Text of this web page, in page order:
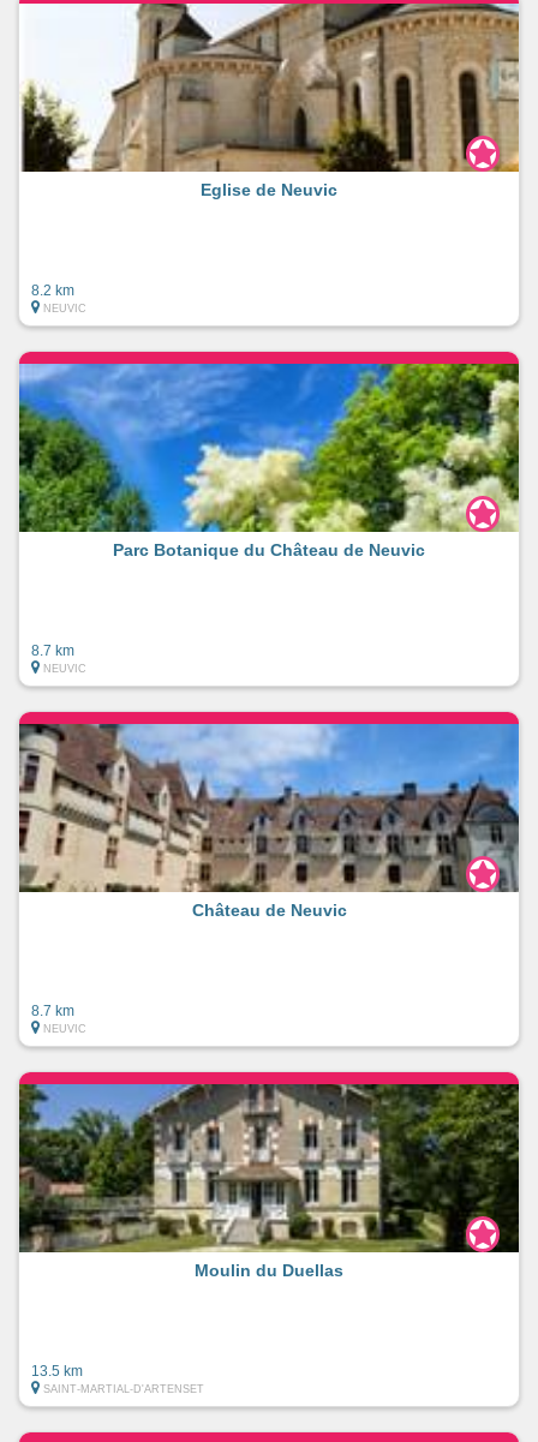
Eglise de Neuvic
8.2 km
NEUVIC
Parc Botanique du Château de Neuvic
8.7 km
NEUVIC
Château de Neuvic
8.7 km
NEUVIC
Moulin du Duellas
13.5 km
SAINT-MARTIAL-D'ARTENSET